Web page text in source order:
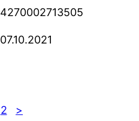
4270002713505
07.10.2021
2 >